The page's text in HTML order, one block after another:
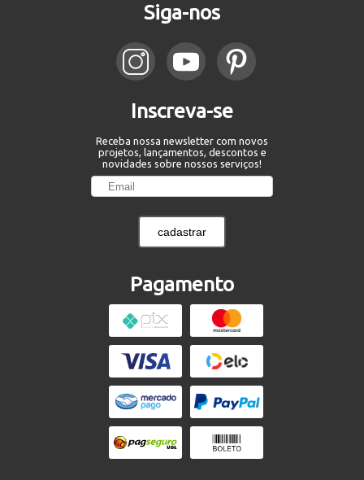
Siga-nos
Inscreva-se
Receba nossa newsletter com novos
projetos, lançamentos, descontos e
novidades sobre nossos serviços!
cadastrar
Pagamento